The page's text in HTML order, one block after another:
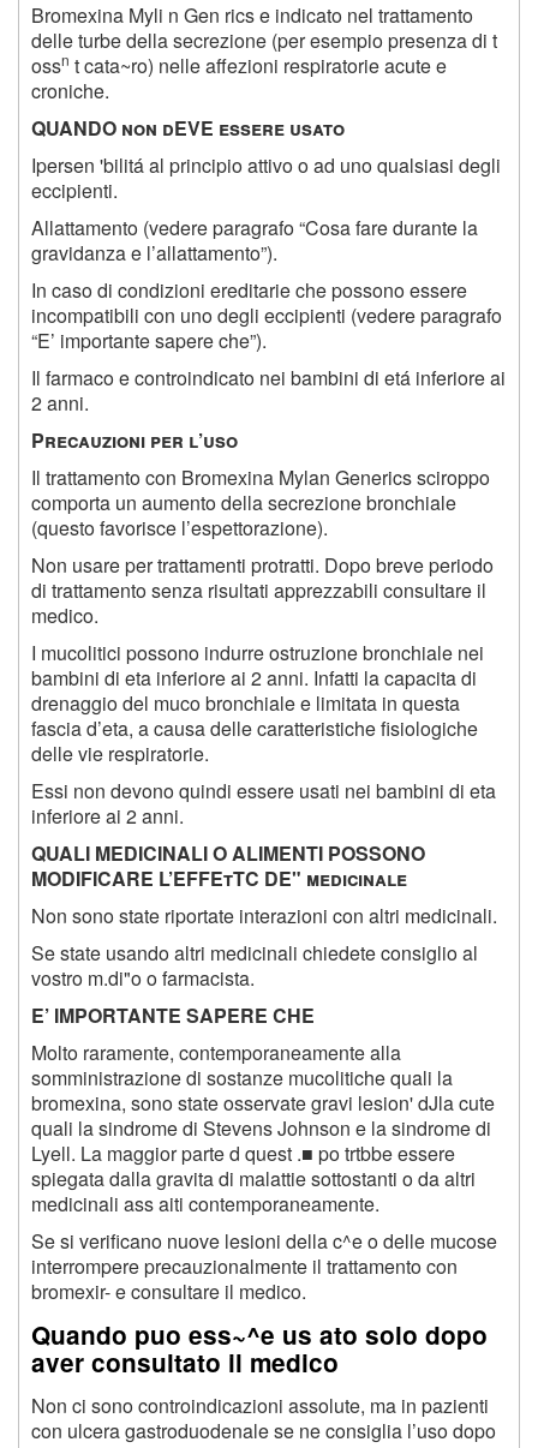
Bromexina Myli n Gen rics e indicato nel trattamento
delle turbe della secrezione (per esempio presenza di t
ossn t cata~ro) nelle affezioni respiratorie acute e
croniche.
QUANDO non dEVE essere usato
Ipersen 'bilitá al principio attivo o ad uno qualsiasi degli
eccipienti.
Allattamento (vedere paragrafo “Cosa fare durante la
gravidanza e l’allattamento”).
In caso di condizioni ereditarie che possono essere
incompatibili con uno degli eccipienti (vedere paragrafo
“E’ importante sapere che”).
Il farmaco e controindicato nei bambini di etá inferiore ai
2 anni.
Precauzioni per l’uso
Il trattamento con Bromexina Mylan Generics sciroppo
comporta un aumento della secrezione bronchiale
(questo favorisce l’espettorazione).
Non usare per trattamenti protratti. Dopo breve periodo
di trattamento senza risultati apprezzabili consultare il
medico.
I mucolitici possono indurre ostruzione bronchiale nei
bambini di eta inferiore ai 2 anni. Infatti la capacita di
drenaggio del muco bronchiale e limitata in questa
fascia d’eta, a causa delle caratteristiche fisiologiche
delle vie respiratorie.
Essi non devono quindi essere usati nei bambini di eta
inferiore ai 2 anni.
QUALI MEDICINALI O ALIMENTI POSSONO
MODIFICARE L’EFFEtTC DE" medicinale
Non sono state riportate interazioni con altri medicinali.
Se state usando altri medicinali chiedete consiglio al
vostro m.di"o o farmacista.
E’ IMPORTANTE SAPERE CHE
Molto raramente, contemporaneamente alla
somministrazione di sostanze mucolitiche quali la
bromexina, sono state osservate gravi lesion' dJla cute
quali la sindrome di Stevens Johnson e la sindrome di
Lyell. La maggior parte d quest .■ po trtbbe essere
spiegata dalla gravita di malattie sottostanti o da altri
medicinali ass aiti contemporaneamente.
Se si verificano nuove lesioni della c^e o delle mucose
interrompere precauzionalmente il trattamento con
bromexir- e consultare il medico.
Quando puo ess~^e us ato solo dopo
aver consultato il medico
Non ci sono controindicazioni assolute, ma in pazienti
con ulcera gastroduodenale se ne consiglia l’uso dopo